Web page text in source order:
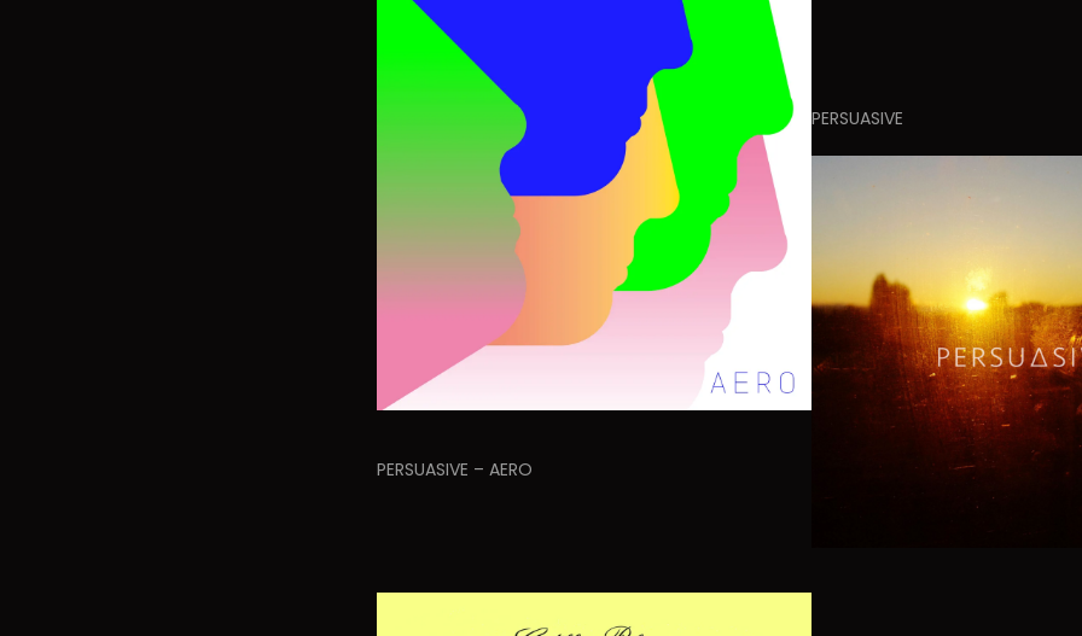
PERSUASIVE – AERO
PERSUASIVE